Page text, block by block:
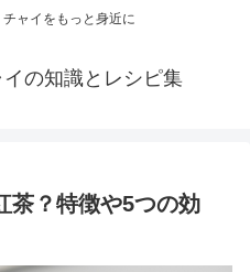
ャイをもっと身近に
の知識とレシピ集
茶？特徴や5つの効